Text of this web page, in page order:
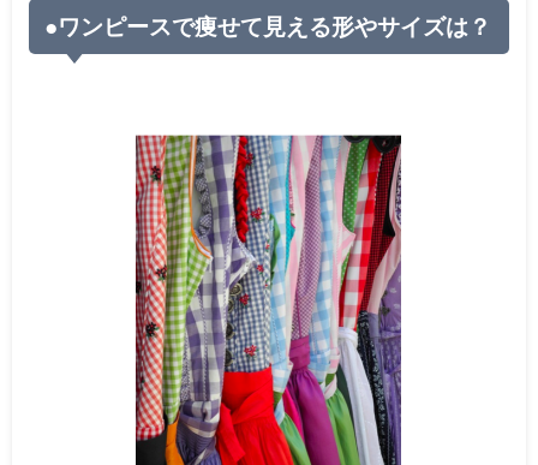
●ワンピースで痩せて見える形やサイズは？